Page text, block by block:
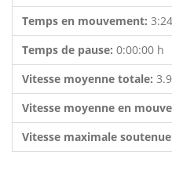
Temps en mouvement:
Temps de pause: 0:00:00 h
Vitesse moyenne totale:
Vitesse moyenne en
Vitesse maximale